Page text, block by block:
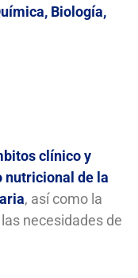
Biología,
clínico y
nutricional de la
, así como la
necesidades de